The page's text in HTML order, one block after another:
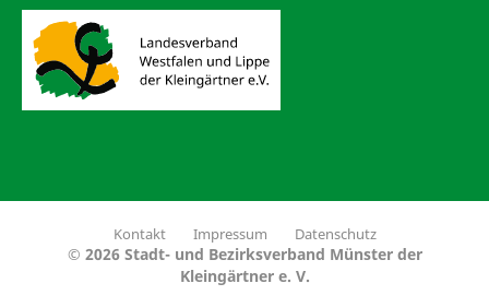
Kontakt Impressum Datenschutz
© 2026 Stadt- und Bezirksverband Münster der
Kleingärtner e. V.